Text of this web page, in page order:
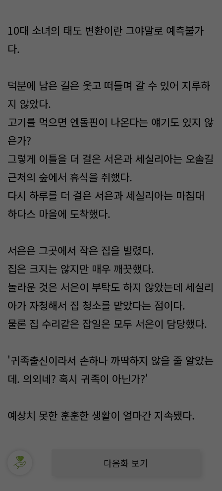
10대 소녀의 태도 변환이란 그야말로 예측불가
다.
덕분에 남은 길은 웃고 떠들며 갈 수 있어 지루하
지 않았다.
고기를 먹으면 엔돌핀이 나온다는 얘기도 있지 않
은가?
그렇게 이틀을 더 걸은 서은과 세실리아는 오솔길
근처의 숲에서 휴식을 취했다.
다시 하루를 더 걸은 서은과 세실리아는 마침대
하다스 마을에 도착했다.
서은은 그곳에서 작은 집을 빌렸다.
집은 크지는 않지만 매우 깨끗했다.
놀라운 것은 서은이 부탁도 하지 않았는데 세실리
아가 자청해서 집 청소를 맡았다는 점이다.
물론 집 수리같은 잡일은 모두 서은이 담당했다.
'귀족출신이라서 손하나 까딱하지 않을 줄 알았는
데. 의외네? 혹시 귀족이 아닌가?'
예상치 못한 훈훈한 생활이 얼마간 지속됐다.
다음화 보기